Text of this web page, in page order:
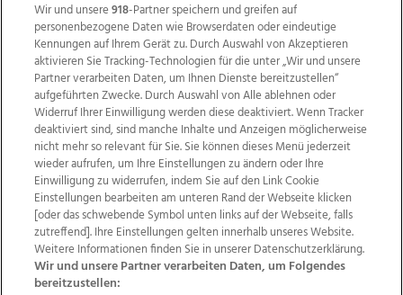
Wir über uns Mediadaten Kontakt
Jobs
Datenschutz
Impressum
AGB Anzeigekunden
AGB Website
Ehrenkodex Politische Werbung
Wir und unsere918-Partner speichern und greifen auf
personenbezogene Daten wie Browserdaten oder eindeutige
Kennungen auf Ihrem Gerät zu. Durch Auswahl von Akzeptieren
aktivieren Sie Tracking-Technologien für die unter „Wir und unsere
Partner verarbeiten Daten, um Ihnen Dienste bereitzustellen“
aufgeführten Zwecke. Durch Auswahl von Alle ablehnen oder
Widerruf Ihrer Einwilligung werden diese deaktiviert. Wenn Tracker
deaktiviert sind, sind manche Inhalte und Anzeigen möglicherweise
nicht mehr so relevant für Sie. Sie können dieses Menü jederzeit
wieder aufrufen, um Ihre Einstellungen zu ändern oder Ihre
Einwilligung zu widerrufen, indem Sie auf den Link Cookie
Einstellungen bearbeiten am unteren Rand der Webseite klicken
[oder das schwebende Symbol unten links auf der Webseite, falls
zutreffend]. Ihre Einstellungen gelten innerhalb unseres Website.
Weitere Informationen finden Sie in unserer Datenschutzerklärung.
Wir und unsere Partner verarbeiten Daten, um Folgendes
bereitzustellen: